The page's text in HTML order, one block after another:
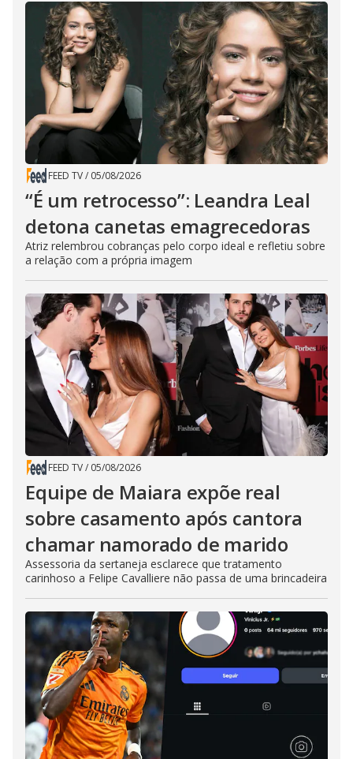
FEED TV/ 05/08/2026
“É um retrocesso”: Leandra Leal
detona canetas emagrecedoras
Atriz relembrou cobranças pelo corpo ideal e refletiu sobre
a relação com a própria imagem
FEED TV/ 05/08/2026
Equipe de Maiara expõe real
sobre casamento após cantora
chamar namorado de marido
Assessoria da sertaneja esclarece que tratamento
carinhoso a Felipe Cavalliere não passa de uma brincadeira